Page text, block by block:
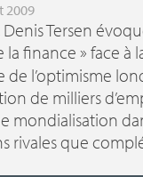
2009
Tersen
la finance» face à
de l’optimisme
de milliers
mondialisation
rivales que